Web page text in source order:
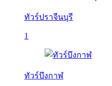
ทัวร์ปราจีนบุรี
1
ทัวร์บึงกาฬ